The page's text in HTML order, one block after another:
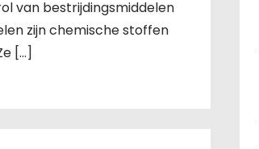
van bestrijdingsmiddelen
zijn chemische stoffen
[…]